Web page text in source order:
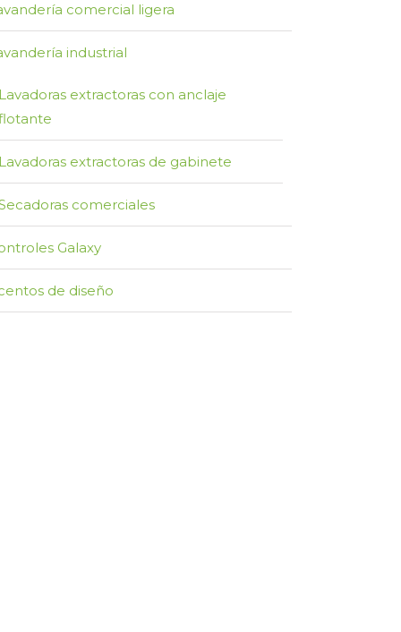
comercial ligera
industrial
Lavadoras extractoras con anclaje
Lavadoras extractoras de gabinete
comerciales
Galaxy
de diseño